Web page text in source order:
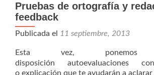
Pruebas de ortografía y
feedback
Publicada el 11 septiembre, 2013
Esta vez,
disposición
o explicación que te ayudarán a aclarar